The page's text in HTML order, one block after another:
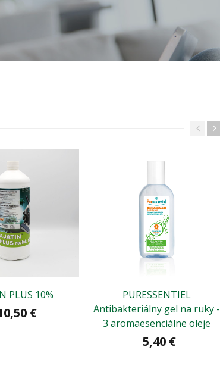
PLUS 10%
€
PURESSENTIEL
Antibakteriálny gel na ruky -
3 aromaesenciálne oleje
5,40 €